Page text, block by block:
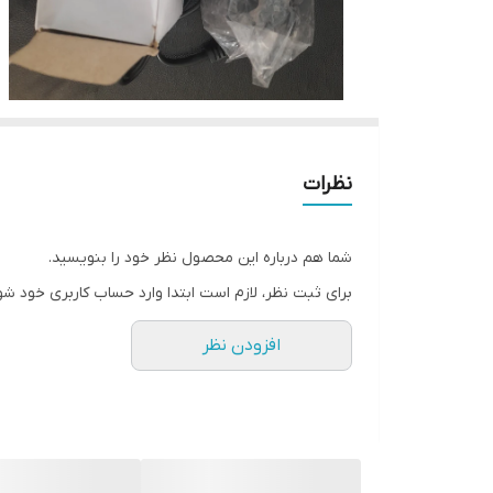
نظرات
شما هم درباره این محصول نظر خود را بنویسید.
برای ثبت نظر، لازم است ابتدا وارد حساب کاربری خود
افزودن نظر